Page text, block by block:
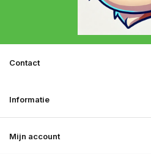
Mijn account
Informatie
Contact